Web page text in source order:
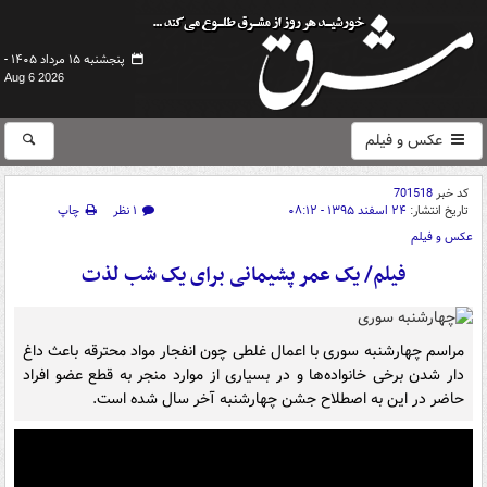
پنجشنبه ۱۵ مرداد ۱۴۰۵ -
Aug 6 2026
عکس و فیلم
کد خبر701518
تاریخ انتشار: ۲۴ اسفند ۱۳۹۵ - ۰۸:۱۲ ۱ نظر
چاپ
عکس و فیلم
فیلم/ یک عمر پشیمانی برای یک شب لذت
مراسم چهارشنبه سوری با اعمال غلطی چون انفجار مواد محترقه باعث داغ
دار شدن برخی خانواده‌ها و در بسیاری از موارد منجر به قطع عضو افراد
حاضر در این به اصطلاح جشن چهارشنبه آخر سال شده است.